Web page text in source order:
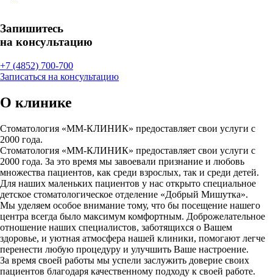
Запишитесь
на консультацию
+7 (4852) 700-700
Записаться на консультацию
О клинике
Стоматология «ММ-КЛИНИК» предоставляет свои услуги с
2000 года.
Стоматология «ММ-КЛИНИК» предоставляет свои услуги с
2000 года. За это время мы завоевали признание и любовь
множества пациентов, как среди взрослых, так и среди детей.
Для наших маленьких пациентов у нас открыто специальное
детское стоматологическое отделение «Добрый Мишутка».
Мы уделяем особое внимание тому, что бы посещение нашего
центра всегда было максимум комфортным. Доброжелательное
отношение наших специалистов, заботящихся о Вашем
здоровье, и уютная атмосфера нашей клиники, помогают легче
перенести любую процедуру и улучшить Ваше настроение.
За время своей работы мы успели заслужить доверие своих
пациентов благодаря качественному подходу к своей работе.